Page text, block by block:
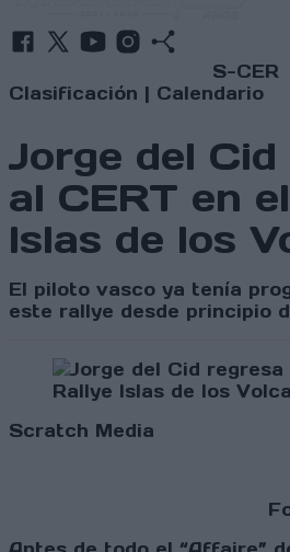
S-CER
Clasificación | Calendario
Jorge del
al CERT en
Islas de los
El piloto vasco ya tenía
este rallye desde principio
Scratch Media